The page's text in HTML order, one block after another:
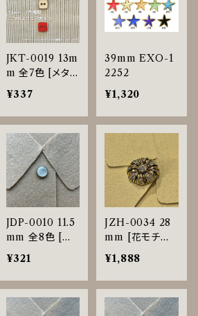
JKT-0019 13m
m 全7色 [メタ
ル][スクエア][2
つ穴]
¥337
39mm EXO-1
2252
¥1,320
JDP-0010 11.5
mm 全8色 [シ
ェル調][裏足ボ
タン][ブラウス]
¥321
JZH-0034 28
mm [花モチー
フ][高級感][ライ
ンストーン]
¥1,888